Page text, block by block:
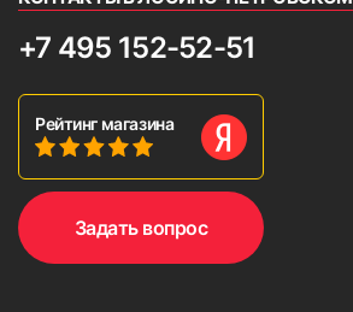
+7 495 152-52-51
Рейтинг магазина
Задать вопрос